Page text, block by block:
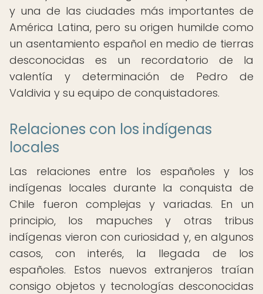
y una de las ciudades más importantes de
América Latina, pero su origen humilde como
un asentamiento español en medio de tierras
desconocidas es un recordatorio de la
valentía y determinación de Pedro de
Valdivia y su equipo de conquistadores.
Relaciones con los indígenas
locales
Las relaciones entre los españoles y los
indígenas locales durante la conquista de
Chile fueron complejas y variadas. En un
principio, los mapuches y otras tribus
indígenas vieron con curiosidad y, en algunos
casos, con interés, la llegada de los
españoles. Estos nuevos extranjeros traían
consigo objetos y tecnologías desconocidas